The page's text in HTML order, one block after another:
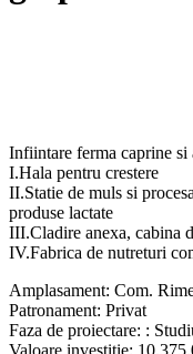
Infiintare ferma caprine
I.Hala pentru crestere
II.Statie de muls si
produse lactate
III.Cladire anexa, cabina
IV.Fabrica de nutreturi
Amplasament: Com.
Patronament: Privat
Faza de proiectare: :
Valoare investitie: